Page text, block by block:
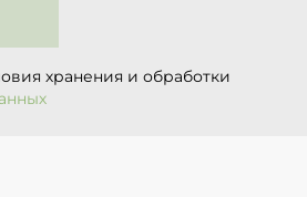
хранения и обработки